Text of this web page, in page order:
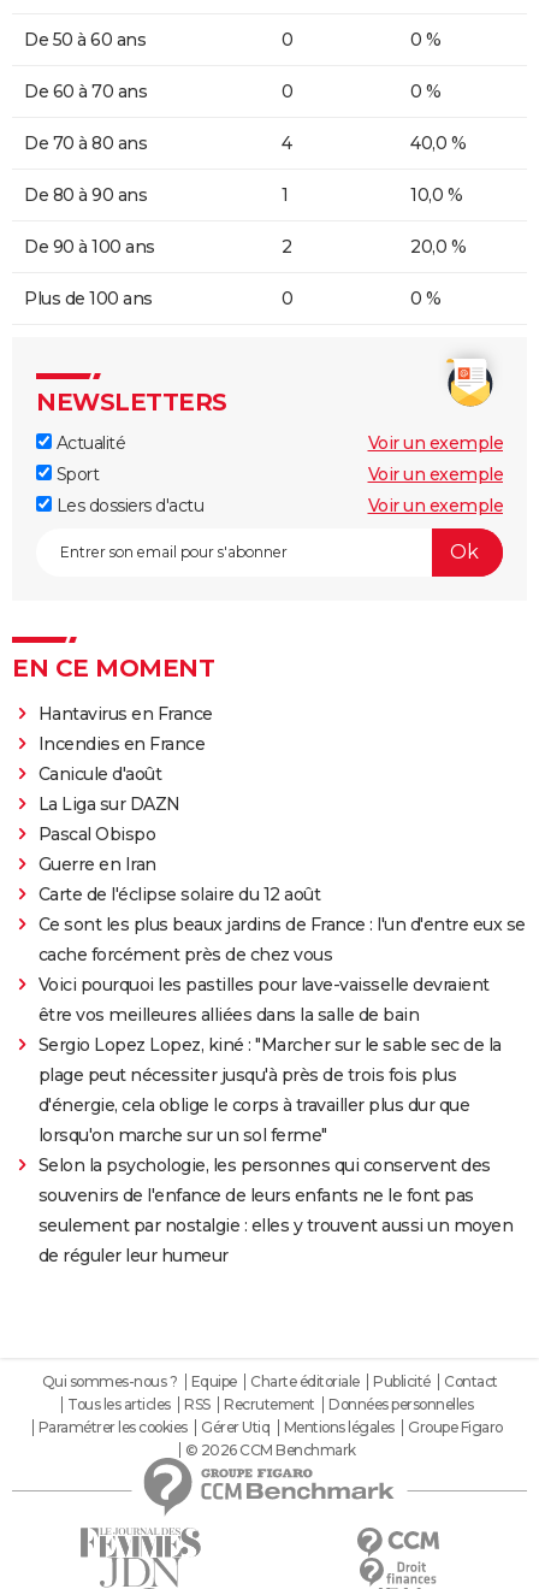
De 50 à 60 ans 0 0 %
De 60 à 70 ans 0 0 %
De 70 à 80 ans 4 40,0 %
De 80 à 90 ans 1 10,0 %
De 90 à 100 ans 2 20,0 %
Plus de 100 ans 0 0 %
NEWSLETTERS
Actualité
Voir un exemple
Sport
Voir un exemple
Les dossiers d'actu
Voir un exemple
EN CE MOMENT
Hantavirus en France
Incendies en France
Canicule d'août
La Liga sur DAZN
Pascal Obispo
Guerre en Iran
Carte de l'éclipse solaire du 12 août
Ce sont les plus beaux jardins de France : l'un d'entre eux se
cache forcément près de chez vous
Voici pourquoi les pastilles pour lave-vaisselle devraient
être vos meilleures alliées dans la salle de bain
Sergio Lopez Lopez, kiné : "Marcher sur le sable sec de la
plage peut nécessiter jusqu'à près de trois fois plus
d'énergie, cela oblige le corps à travailler plus dur que
lorsqu'on marche sur un sol ferme"
Selon la psychologie, les personnes qui conservent des
souvenirs de l'enfance de leurs enfants ne le font pas
seulement par nostalgie : elles y trouvent aussi un moyen
de réguler leur humeur
Qui sommes-nous ? Equipe Charte éditoriale Publicité
Contact
Tous les articles
RSS Recrutement
Données personnelles
Paramétrer les cookies
Gérer Utiq Mentions légales
Groupe Figaro
© 2026 CCM Benchmark